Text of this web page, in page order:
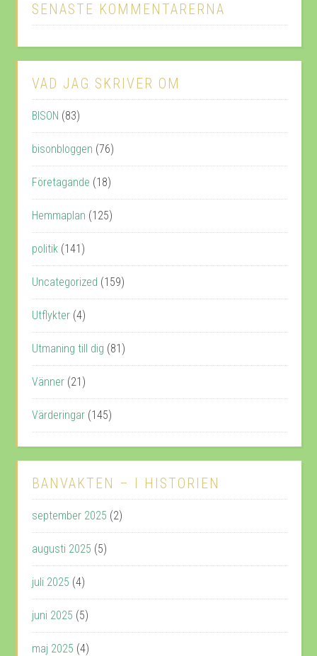
SENASTE KOMMENTARERNA
VAD JAG SKRIVER OM
BISON (83)
bisonbloggen (76)
Företagande (18)
Hemmaplan (125)
politik (141)
Uncategorized (159)
Utflykter (4)
Utmaning till dig (81)
Vänner (21)
Värderingar (145)
BANVAKTEN – I HISTORIEN
september 2025 (2)
augusti 2025 (5)
juli 2025 (4)
juni 2025 (5)
maj 2025 (4)